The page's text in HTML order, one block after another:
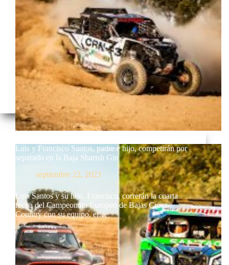
Luis y Francisco Santos, padre e hijo, competirán por
separado en la Baja Sharish Gin
septiembre 22, 2023
Luis Santos y su hijo, Francisco, correrán la cuarta
fecha del Campeonato Europeo de Bajas Cross-
Country con su equipo, el…